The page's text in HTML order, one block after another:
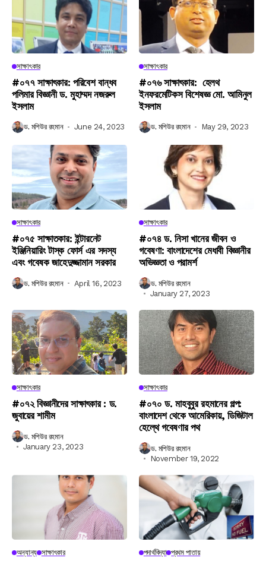
সাক্ষাৎকার
#০৭৭ সাক্ষাৎকার: পরিবেশ বান্ধব
পলিমার বিজ্ঞানী ড. মুহাম্মদ নজরুল
ইসলাম
ড. মশিউর রহমান June 24, 2023
সাক্ষাৎকার
#০৭৬ সাক্ষাৎকার: হেলথ
ইনফরমেটিকস বিশেষজ্ঞ মো. আমিনুল
ইসলাম
ড. মশিউর রহমান May 29, 2023
সাক্ষাৎকার
#০৭৫ সাক্ষাতকার: ইন্টারনেট
ইঞ্জিনিয়ারিং টাস্ক ফোর্স এর সদস্য
এবং গবেষক জাহেদুজ্জামান সরকার
ড. মশিউর রহমান April 16, 2023
সাক্ষাৎকার
#০৭৪ ড. নিসা খানের জীবন ও
গবেষণা: বাংলাদেশের মেধাবী বিজ্ঞানীর
অভিজ্ঞতা ও পরামর্শ
ড. মশিউর রহমান
January 27, 2023
সাক্ষাৎকার
#০৭২ বিজ্ঞানীদের সাক্ষাৎকার : ড.
জুবায়ের শামীম
ড. মশিউর রহমান
January 23, 2023
সাক্ষাৎকার
#০৭০ ড. মাহবুবুর রহমানের গল্প:
বাংলাদেশ থেকে আমেরিকায়, ডিজিটাল
হেল্থে গবেষণার পথ
ড. মশিউর রহমান
November 19, 2022
অন্যান্য সাক্ষাৎকার পদার্থবিদ্যা প্রথম পাতায়